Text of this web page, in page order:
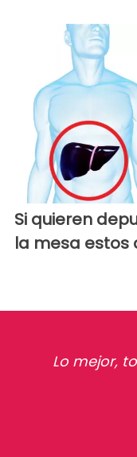
Si quieren
la mesa estos
Lo mejor,